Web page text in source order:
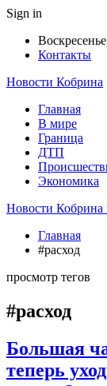
Sign in
Контакты
Новости Кобрина
Главная
В мире
Граница
ДТП
Экономика
Новости Кобрина
Главная
#расход
просмотр тегов
#расход
Большая
теперь